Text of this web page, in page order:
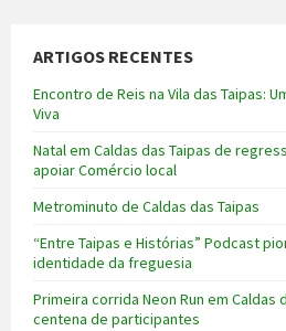
ARTIGOS RECENTES
Encontro de Reis na Vila das Taipas:
Viva
Natal em Caldas das Taipas de
apoiar Comércio local
Metrominuto de Caldas das Taipas
“Entre Taipas e Histórias” Podcast
identidade da freguesia
Primeira corrida Neon Run em Caldas
centena de participantes